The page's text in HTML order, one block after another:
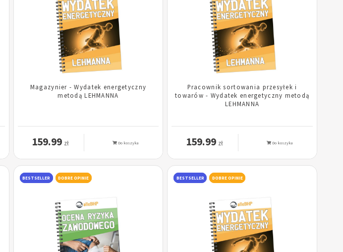
Magazynier - Wydatek energetyczny
metodą LEHMANNA
159.99 zł Do koszyka
Pracownik sortowania przesyłek i
towarów - Wydatek energetyczny metodą
LEHMANNA
159.99 zł Do koszyka
BESTSELLER DOBRE OPINIE BESTSELLER DOBRE OPINIE